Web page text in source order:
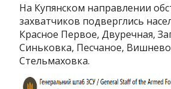
На Купянском направлении
захватчиков подверглись
Красное Первое, Двуречная,
Синьковка, Песчаное,
Стельмаховка.